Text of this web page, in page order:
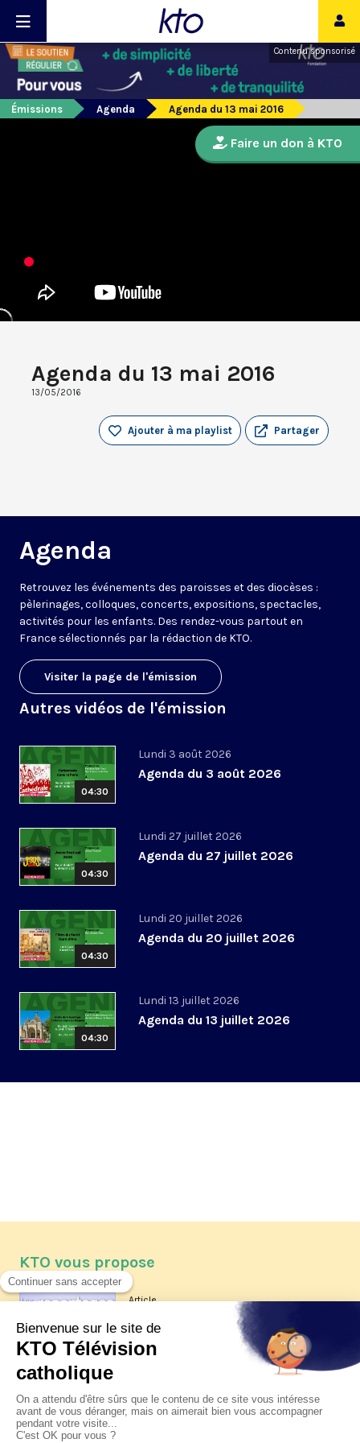
Contenu sponsorisé
Émissions Agenda Agenda du 13 mai 2016
Agenda du 13 mai 2016
13/05/2016
Partager
Ajouter à ma playlist
Agenda
Retrouvez les événements des paroisses et des diocèses :
pèlerinages, colloques, concerts, expositions, spectacles,
activités pour les enfants. Des rendez-vous partout en
France sélectionnés par la rédaction de KTO.
Visiter la page de l'émission
Autres vidéos de l'émission
04:30
Lundi 3 août 2026
Agenda du 3 août 2026
04:30
Lundi 27 juillet 2026
Agenda du 27 juillet 2026
04:30
Lundi 20 juillet 2026
Agenda du 20 juillet 2026
04:30
Lundi 13 juillet 2026
Agenda du 13 juillet 2026
Faire un don à KTO
KTO vous propose
Article
Les reportages d'été 2026 de KTO
La visite pastorale du pape Léon
XIV à Assise à suivre sur KTO le
jeudi 6 août